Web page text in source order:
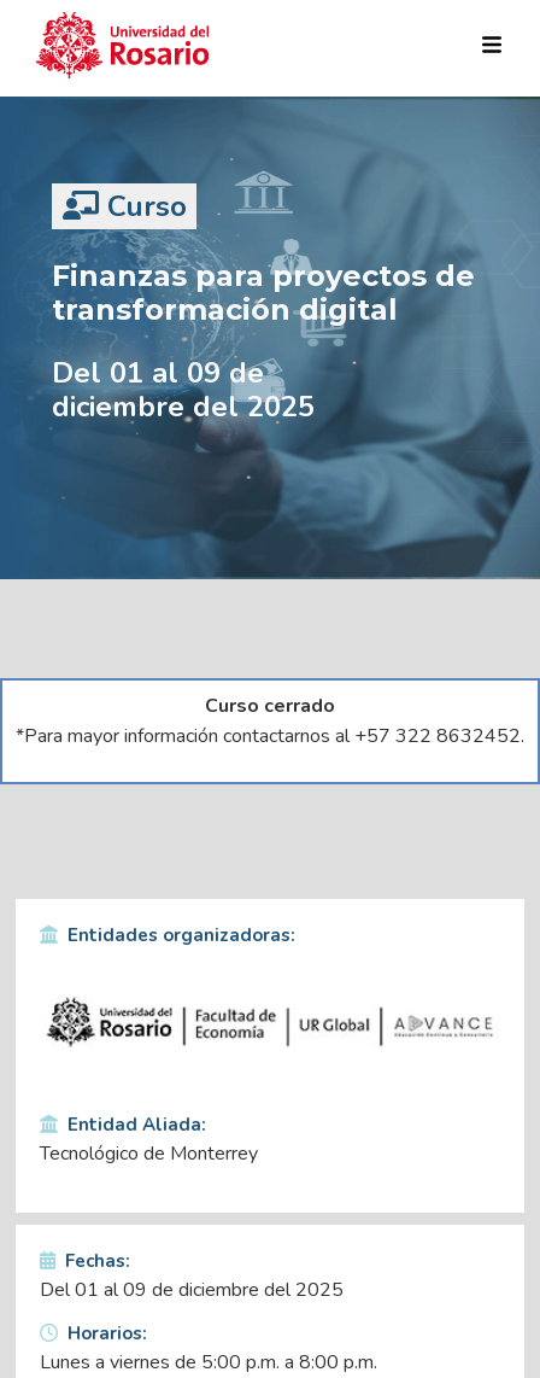
Curso
Finanzas para proyectos de
transformación digital
Del 01 al 09 de
diciembre del 2025
Entidades organizadoras:
Entidad Aliada:
Tecnológico de Monterrey
Fechas:
Del 01 al 09 de diciembre del 2025
Horarios:
Lunes a viernes de 5:00 p.m. a 8:00 p.m.
Curso cerrado
*Para mayor información contactarnos al +57 322 8632452.